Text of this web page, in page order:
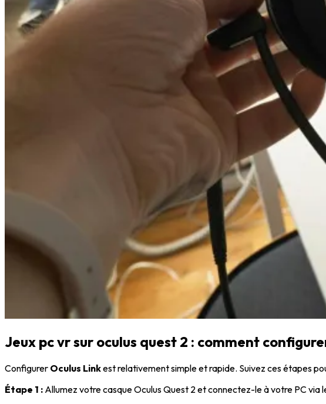
Jeux pc vr sur oculus quest 2 : comment
Configurer Oculus Linkest relativement simple et rapide. Suivez ces étapes
Étape 1 : Allumez votre casque Oculus Quest 2 et connectez-le à votre PC